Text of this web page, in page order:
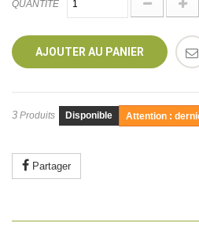
QUANTITÉ
AJOUTER AU PANIER
3 Produits Disponible Attention :
Partager